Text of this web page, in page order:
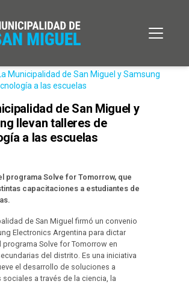
Municipalidad de San Miguel y Samsung
a las escuelas
de San Miguel y
llevan talleres de
a las escuelas
programa Solve for Tomorrow, que
capacitaciones a estudiantes de
de San Miguel firmó un convenio
Electronics Argentina para dictar
programa Solve for Tomorrow en
del distrito. Es una iniciativa
el desarrollo de soluciones a
a través de la ciencia, la